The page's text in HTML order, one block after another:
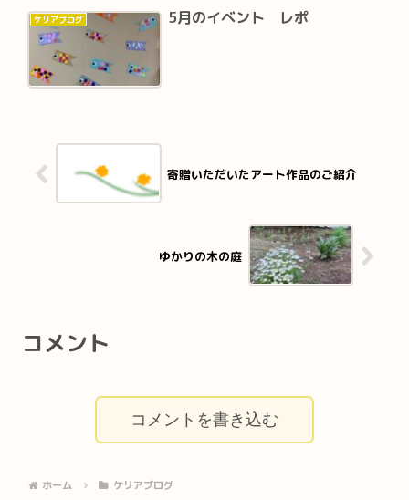
ケリアブログ 5月のイベント レポ
寄贈いただいたアート作品のご紹介
ゆかりの木の庭
コメント
コメントを書き込む
ホーム ケリアブログ